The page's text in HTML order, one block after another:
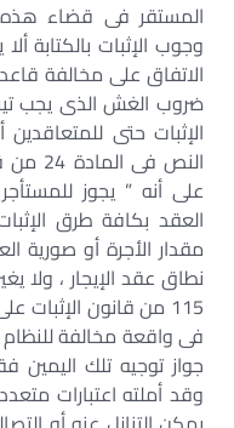
المستقر فى قضاء
وجوب الإثبات بالكتابة
الاتفاق على مخالفة
ضروب الغش الذى يجب
الإثبات حتى
على أنه ” يجوز
العقد بكافة طرق
مقدار الأجرة أو صورية
نطاق عقد الإيجار ، ولا
115 من قانون الإثبات
فى واقعة مخالفة
جواز توجيه تلك اليمين
وقد أملته اعتبارات